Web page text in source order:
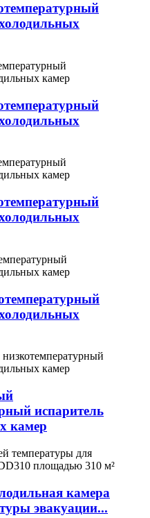
испаритель
камер
камера
эвакуации...